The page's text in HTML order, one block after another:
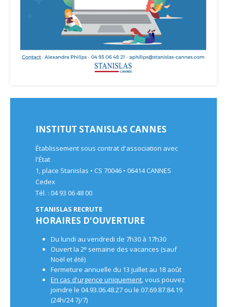
INSTITUT STANISLAS CANNES
Établissement sous contrat d'association avec
l'État
1, place Stanislas • CS 70046 • 06414 CANNES
Cedex
Tél. : 04 93 06 48 00
STANISLAS RECRUTE
HORAIRES D'OUVERTURE
Du lundi au vendredi de 7h30 à 17h30
Ouvert la 2e semaine des vacances (sauf
Noël et été)
Fermeture annuelle du 13 juillet au 18 août
En cas d'urgence uniquement, vous pouvez
joindre le 04.93.06.48.27 ou le 07.69.87.84.19
(24h/24 7j/7)